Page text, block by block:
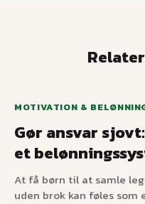
MOTIVATION &
Gør ansvar
et
At få børn til at samle
uden brok kan føles som